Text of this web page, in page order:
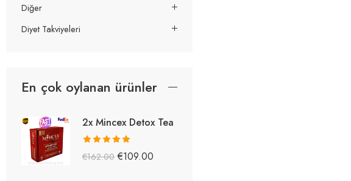
Diğer
Diyet Takviyeleri
En çok oylanan ürünler
2x Mincex Detox Tea
5 üzerinden
€162.00 €109.00